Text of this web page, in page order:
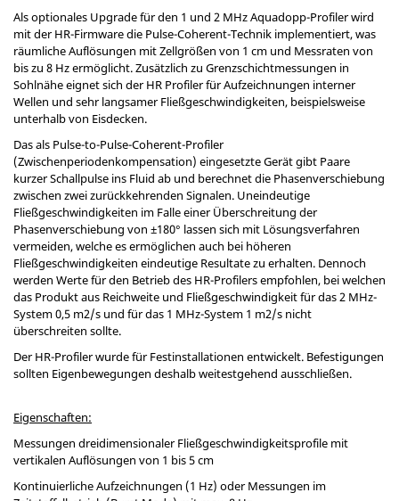
Als optionales Upgrade für den 1 und 2 MHz Aquadopp-Profiler wird
mit der HR-Firmware die Pulse-Coherent-Technik implementiert, was
räumliche Auflösungen mit Zellgrößen von 1 cm und Messraten von
bis zu 8 Hz ermöglicht. Zusätzlich zu Grenzschichtmessungen in
Sohlnähe eignet sich der HR Profiler für Aufzeichnungen interner
Wellen und sehr langsamer Fließgeschwindigkeiten, beispielsweise
unterhalb von Eisdecken.
Das als Pulse-to-Pulse-Coherent-Profiler
(Zwischenperiodenkompensation) eingesetzte Gerät gibt Paare
kurzer Schallpulse ins Fluid ab und berechnet die Phasenverschiebung
zwischen zwei zurückkehrenden Signalen. Uneindeutige
Fließgeschwindigkeiten im Falle einer Überschreitung der
Phasenverschiebung von ±180° lassen sich mit Lösungsverfahren
vermeiden, welche es ermöglichen auch bei höheren
Fließgeschwindigkeiten eindeutige Resultate zu erhalten. Dennoch
werden Werte für den Betrieb des HR-Profilers empfohlen, bei welchen
das Produkt aus Reichweite und Fließgeschwindigkeit für das 2 MHz-
System 0,5 m2/s und für das 1 MHz-System 1 m2/s nicht
überschreiten sollte.
Der HR-Profiler wurde für Festinstallationen entwickelt. Befestigungen
sollten Eigenbewegungen deshalb weitestgehend ausschließen.
Eigenschaften:
Messungen dreidimensionaler Fließgeschwindigkeitsprofile mit
vertikalen Auflösungen von 1 bis 5 cm
Kontinuierliche Aufzeichnungen (1 Hz) oder Messungen im